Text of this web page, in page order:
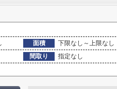
面積 下限なし～上限なし
間取り
指定なし